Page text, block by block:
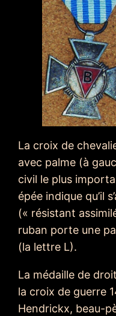
La croix de
avec palme (à
civil le plus
épée indique qu’il
(« résistant
ruban porte une
(la lettre L).
La médaille de
la croix de guerre
Hendrickx, beau-